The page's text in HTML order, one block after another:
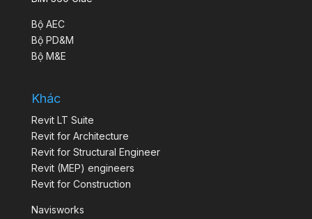
Bộ AEC
Bộ PD&M
Bộ M&E
Khác
Revit LT Suite
Revit for Architecture
Revit for Structural Engineer
Revit (MEP) engineers
Revit for Construction
Navisworks